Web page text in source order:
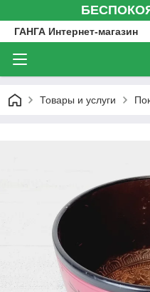
ГАНГА Интернет-магазин
Товары и услуги